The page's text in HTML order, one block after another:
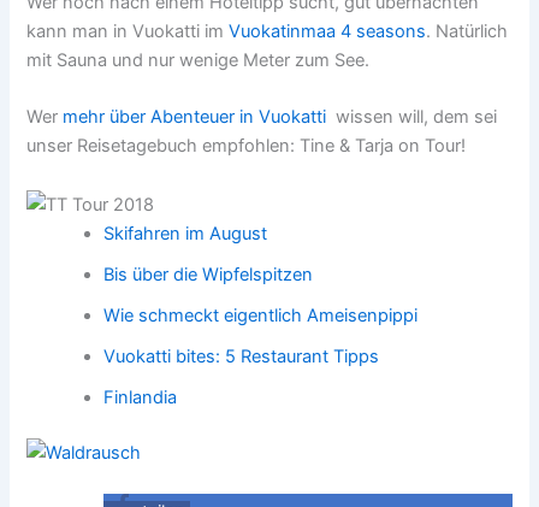
kann man in Vuokatti imVuokatinmaa 4 seasons. Natürlich
mit Sauna und nur wenige Meter zum See.
Wer mehr über Abenteuer in Vuokattiwissen will, dem sei
unser Reisetagebuch empfohlen: Tine & Tarja on Tour!
Skifahren im August
Bis über die Wipfelspitzen
Wie schmeckt eigentlich Ameisenpippi
Vuokatti bites: 5 Restaurant Tipps
Finlandia